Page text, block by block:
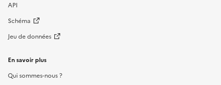
API
Schéma
Jeu de données
En savoir plus
Qui sommes-nous ?